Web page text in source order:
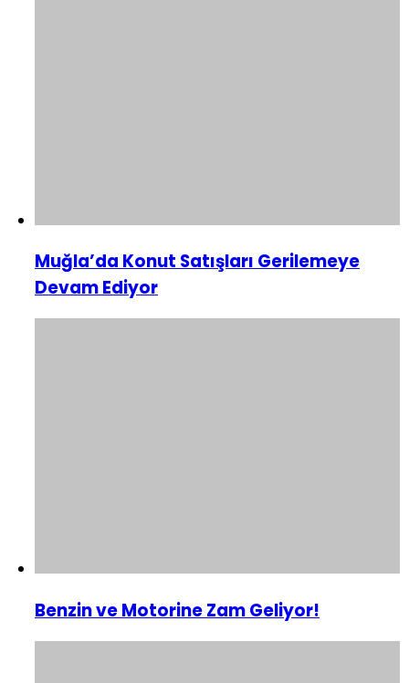
Muğla’da Konut Satışları Gerilemeye
Devam Ediyor
Benzin ve Motorine Zam Geliyor!